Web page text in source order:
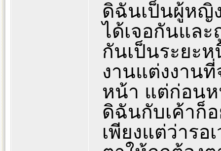
ดิฉันเป็นผู้หญิ
ได้เจอกันแล
กันเป็นระยะ
งานแต่งงาน
หน้า แต่ก่อน
ดิฉันกับเค้าก็
เพียงแต่ว่ารอ